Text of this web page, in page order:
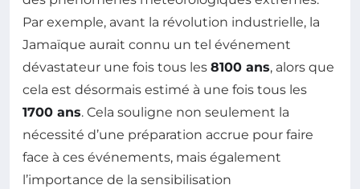
Par exemple, avant la révolution industrielle, la
Jamaïque aurait connu un tel événement
dévastateur une fois tous les 8100 ans, alors que
cela est désormais estimé à une fois tous les
1700 ans. Cela souligne non seulement la
nécessité d’une préparation accrue pour faire
face à ces événements, mais également
l’importance de la sensibilisation